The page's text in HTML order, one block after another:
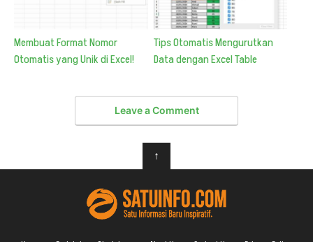
Membuat Format Nomor
Otomatis yang Unik di Excel!
Tips Otomatis Mengurutkan
Data dengan Excel Table
Leave a Comment
↑